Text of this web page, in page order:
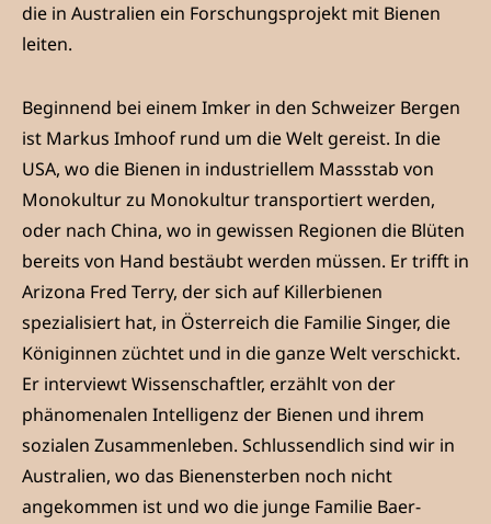
die in Australien ein Forschungsprojekt mit Bienen
leiten.
Beginnend bei einem Imker in den Schweizer Bergen
ist Markus Imhoof rund um die Welt gereist. In die
USA, wo die Bienen in industriellem Massstab von
Monokultur zu Monokultur transportiert werden,
oder nach China, wo in gewissen Regionen die Blüten
bereits von Hand bestäubt werden müssen. Er trifft in
Arizona Fred Terry, der sich auf Killerbienen
spezialisiert hat, in Österreich die Familie Singer, die
Königinnen züchtet und in die ganze Welt verschickt.
Er interviewt Wissenschaftler, erzählt von der
phänomenalen Intelligenz der Bienen und ihrem
sozialen Zusammenleben. Schlussendlich sind wir in
Australien, wo das Bienensterben noch nicht
angekommen ist und wo die junge Familie Baer-